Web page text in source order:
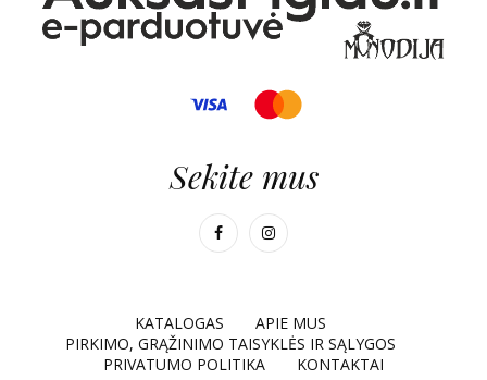
Sekite mus
KATALOGAS
APIE MUS
PIRKIMO, GRĄŽINIMO TAISYKLĖS IR SĄLYGOS
PRIVATUMO POLITIKA
KONTAKTAI